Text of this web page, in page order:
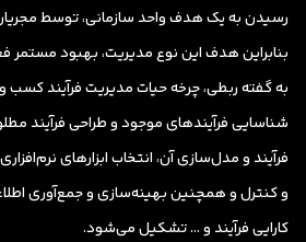
رسیدن به یک هدف واحد سازمانی، توسط
بنابراین هدف این نوع مدیریت، بهبود مستمر
به گفته ربطی، چرخه حیات مدیریت فرآیند کسب و
شناسایی فرآیندهای موجود و طراحی فرآیند
فرآیند و مدل‌سازی آن، انتخاب ابزارهای
و کنترل و همچنین بهینه‌سازی و جمع‌آوری
کارایی فرآیند و … تشکیل می‌شود.